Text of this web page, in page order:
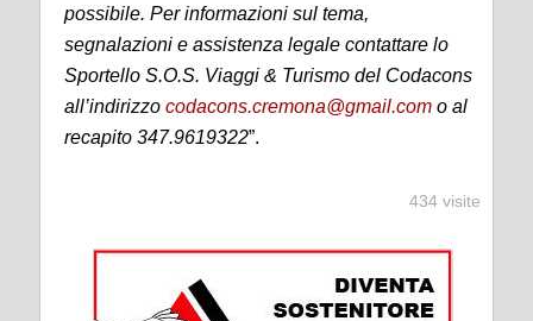
possibile. Per informazioni sul tema,
segnalazioni e assistenza legale contattare lo
Sportello S.O.S. Viaggi & Turismo del Codacons
all’indirizzo codacons.cremona@gmail.com o al
recapito 347.9619322”.
434 visite